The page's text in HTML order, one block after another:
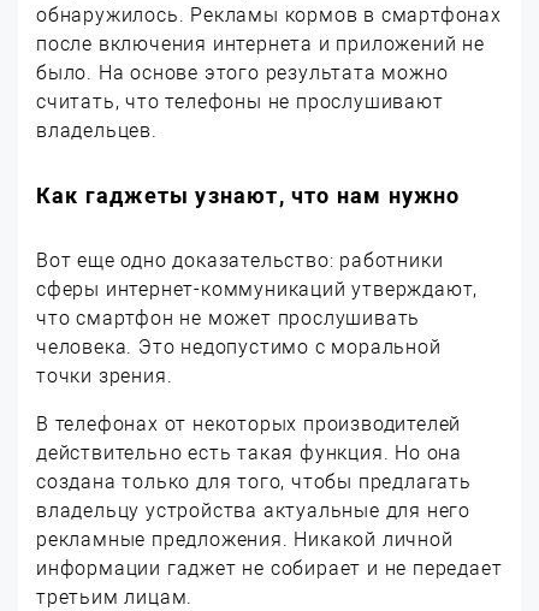
обнаружилось. Рекламы кормов в смартфонах
после включения интернета и приложений не
было. На основе этого результата можно
считать, что телефоны не прослушивают
владельцев.
Как гаджеты узнают, что нам нужно
Вот еще одно доказательство: работники
сферы интернет-коммуникаций утверждают,
что смартфон не может прослушивать
человека. Это недопустимо с моральной
точки зрения.
В телефонах от некоторых производителей
действительно есть такая функция. Но она
создана только для того, чтобы предлагать
владельцу устройства актуальные для него
рекламные предложения. Никакой личной
информации гаджет не собирает и не передает
третьим лицам.